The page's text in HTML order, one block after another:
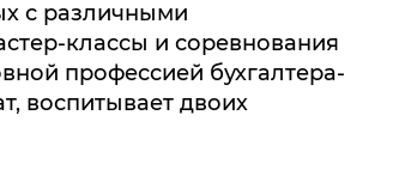
с различными
классы и соревнования
профессией бухгалтера-
воспитывает двоих